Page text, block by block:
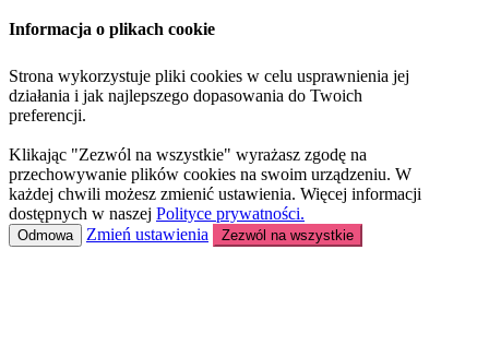
Informacja o plikach cookie
Strona wykorzystuje pliki cookies w celu usprawnienia jej
działania i jak najlepszego dopasowania do Twoich
preferencji.
Klikając "Zezwól na wszystkie" wyrażasz zgodę na
przechowywanie plików cookies na swoim urządzeniu. W
każdej chwili możesz zmienić ustawienia. Więcej informacji
dostępnych w naszej Polityce prywatności.
Odmowa Zmień ustawienia Zezwól na wszystkie